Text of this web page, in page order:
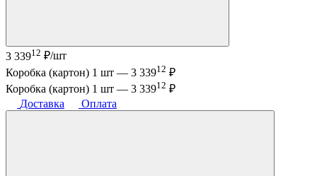
3 33912 ₽/шт
Коробка (картон) 1 шт — 3 33912 ₽
Коробка (картон) 1 шт — 3 33912 ₽
Доставка
Оплата